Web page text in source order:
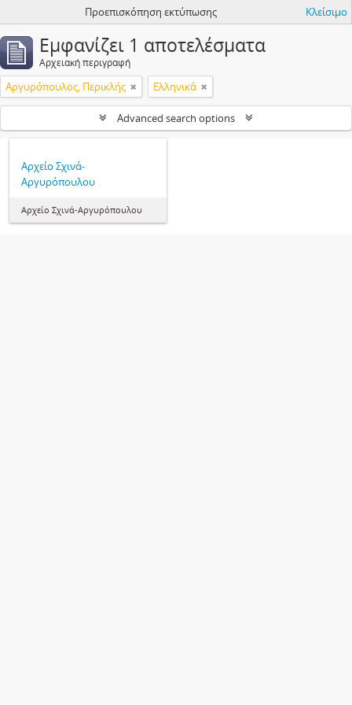
Προεπισκόπηση εκτύπωσης Κλείσιμο
Εμφανίζει 1 αποτελέσματα
Αρχειακή περιγραφή
Αργυρόπουλος, Περικλής Ελληνικά
Advanced search options
Αρχείο Σχινά-
Αργυρόπουλου
Αρχείο Σχινά-Αργυρόπουλου